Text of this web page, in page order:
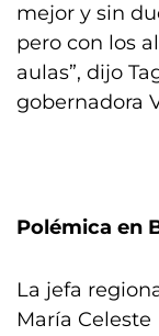
mejor y sin
pero con los
aulas”, dijo
gobernadora
Polémica en
La jefa
María Celeste